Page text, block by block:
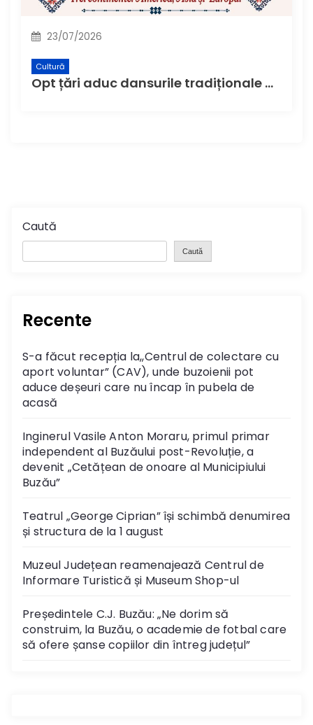
23/07/2026
Cultură
Opt țări aduc dansurile tradiționale ale lumii la Buzău, la cea de-a XI-a ediție a Festivalului Internațional de Folclor „Plaiurile Mioriței”
Caută
Caută
Recente
S-a făcut recepția la,,Centrul de colectare cu
aport voluntar” (CAV), unde buzoienii pot
aduce deșeuri care nu încap în pubela de
acasă
Inginerul Vasile Anton Moraru, primul primar
independent al Buzăului post-Revoluție, a
devenit „Cetățean de onoare al Municipiului
Buzău”
Teatrul „George Ciprian” își schimbă denumirea
și structura de la 1 august
Muzeul Județean reamenajează Centrul de
Informare Turistică și Museum Shop-ul
Președintele C.J. Buzău: „Ne dorim să
construim, la Buzău, o academie de fotbal care
să ofere șanse copiilor din întreg județul”